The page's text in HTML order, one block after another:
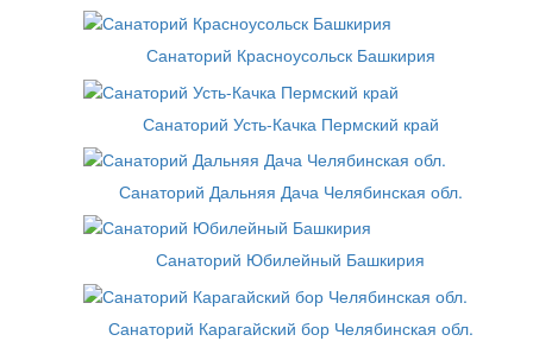
Санаторий Красноусольск Башкирия
Санаторий Усть-Качка Пермский край
Санаторий Дальняя Дача Челябинская обл.
Санаторий Юбилейный Башкирия
Санаторий Карагайский бор Челябинская обл.